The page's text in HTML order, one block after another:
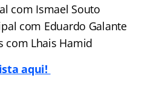
com Ismael Souto
com Eduardo Galante
com Lhais Hamid
aqui!